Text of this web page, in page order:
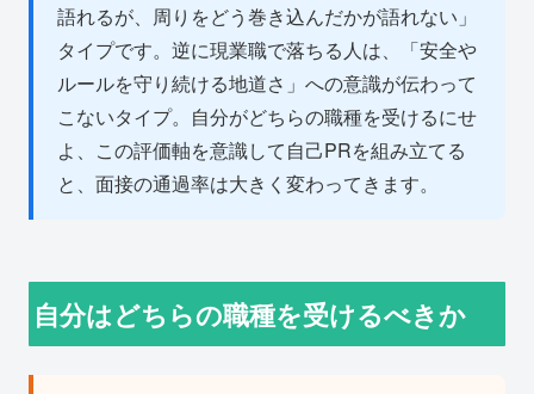
語れるが、周りをどう巻き込んだかが語れない」
タイプです。逆に現業職で落ちる人は、「安全や
ルールを守り続ける地道さ」への意識が伝わって
こないタイプ。自分がどちらの職種を受けるにせ
よ、この評価軸を意識して自己PRを組み立てる
と、面接の通過率は大きく変わってきます。
自分はどちらの職種を受けるべきか